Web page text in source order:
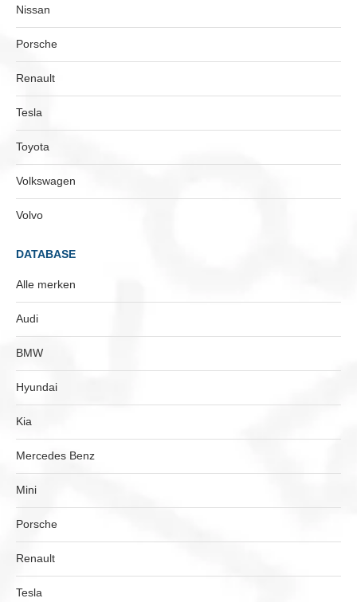
Nissan
Porsche
Renault
Tesla
Toyota
Volkswagen
Volvo
DATABASE
Alle merken
Audi
BMW
Hyundai
Kia
Mercedes Benz
Mini
Porsche
Renault
Tesla